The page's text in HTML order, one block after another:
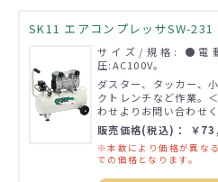
SK11 エアコンプレッサSW-231
サイズ/規格: ●電
圧:AC100V。
ダスター、タッカー、
クトレンチなど作業。
わせよりお問い合わせ
販売価格(税込)： ￥
※本数により価格が異な
での価格となります。